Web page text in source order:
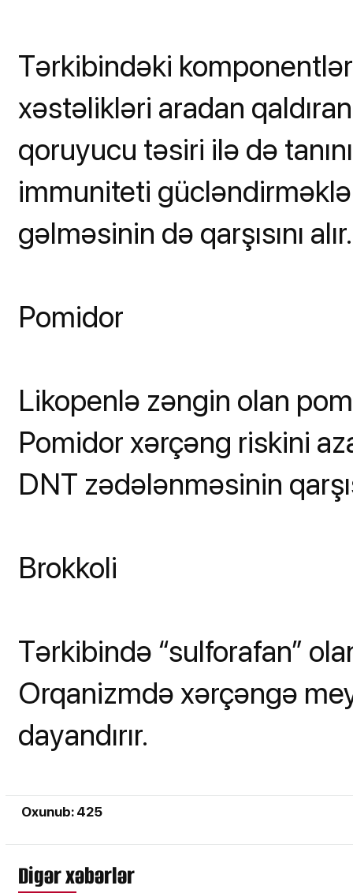
Tərkibindəki
xəstəlikləri aradan
qoruyucu təsiri ilə də
immuniteti
gəlməsinin də qarşısını alır.
Pomidor
Likopenlə zəngin olan
Pomidor xərçəng riskini
DNT zədələnməsinin
Brokkoli
Tərkibində “sulforafan”
Orqanizmdə xərçəngə
dayandırır.
Oxunub: 425
Digər xəbərlər